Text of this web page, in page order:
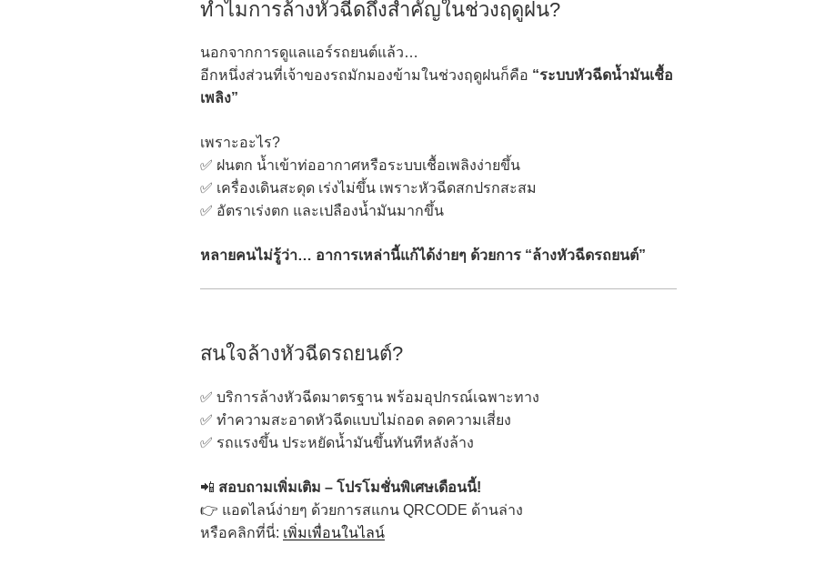
ทำไมการล้างหัวฉีดถึงสำคัญในช่วงฤดูฝน?
นอกจากการดูแลแอร์รถยนต์แล้ว…
อีกหนึ่งส่วนที่เจ้าของรถมักมองข้ามในช่วงฤดูฝนก็คือ “ระบบหัวฉีดน้ำมันเชื้อ
เพลิง”
เพราะอะไร?
✅ ฝนตก น้ำเข้าท่ออากาศหรือระบบเชื้อเพลิงง่ายขึ้น
✅ เครื่องเดินสะดุด เร่งไม่ขึ้น เพราะหัวฉีดสกปรกสะสม
✅ อัตราเร่งตก และเปลืองน้ำมันมากขึ้น
หลายคนไม่รู้ว่า… อาการเหล่านี้แก้ได้ง่ายๆ ด้วยการ “ล้างหัวฉีดรถยนต์”
สนใจล้างหัวฉีดรถยนต์?
✅ บริการล้างหัวฉีดมาตรฐาน พร้อมอุปกรณ์เฉพาะทาง
✅ ทำความสะอาดหัวฉีดแบบไม่ถอด ลดความเสี่ยง
✅ รถแรงขึ้น ประหยัดน้ำมันขึ้นทันทีหลังล้าง
📲 สอบถามเพิ่มเติม – โปรโมชั่นพิเศษเดือนนี้!
👉 แอดไลน์ง่ายๆ ด้วยการสแกน QRCODE ด้านล่าง
หรือคลิกที่นี่: เพิ่มเพื่อนในไลน์